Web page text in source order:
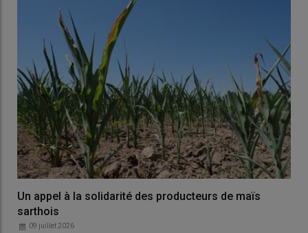
Un appel à la solidarité des producteurs de maïs
sarthois
09 juillet 2026